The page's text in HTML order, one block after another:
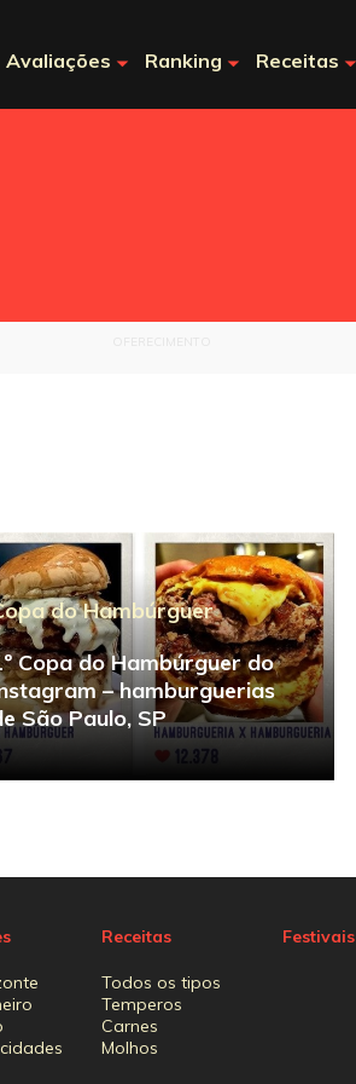
Avaliações Ranking Receitas
do Hambúrguer
Copa do Hambúrguer do
– hamburguerias
São Paulo, SP
Receitas
Todos os tipos
Temperos
Carnes
Molhos
Festivais